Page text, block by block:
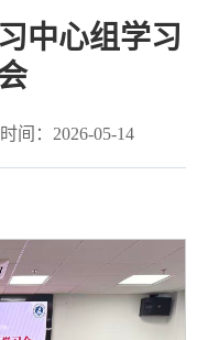
中心组学习
间：2026-05-14